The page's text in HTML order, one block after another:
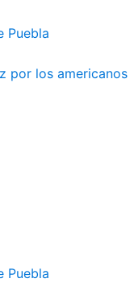
Puebla
por los americanos
Puebla